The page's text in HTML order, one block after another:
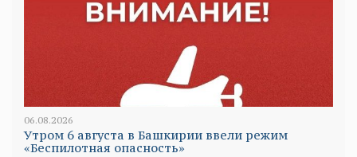
06.08.2026
Утром 6 августа в Башкирии ввели режим
«Беспилотная опасность»